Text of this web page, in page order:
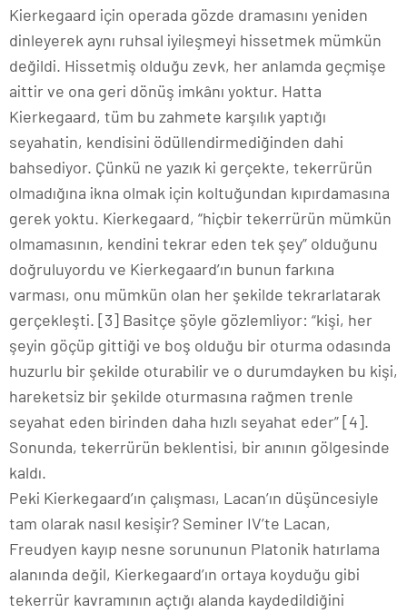
Kierkegaard için operada gözde dramasını yeniden
dinleyerek aynı ruhsal iyileşmeyi hissetmek mümkün
değildi. Hissetmiş olduğu zevk, her anlamda geçmişe
aittir ve ona geri dönüş imkânı yoktur. Hatta
Kierkegaard, tüm bu zahmete karşılık yaptığı
seyahatin, kendisini ödüllendirmediğinden dahi
bahsediyor. Çünkü ne yazık ki gerçekte, tekerrürün
olmadığına ikna olmak için koltuğundan kıpırdamasına
gerek yoktu. Kierkegaard, “hiçbir tekerrürün mümkün
olmamasının, kendini tekrar eden tek şey” olduğunu
doğruluyordu ve Kierkegaard’ın bunun farkına
varması, onu mümkün olan her şekilde tekrarlatarak
gerçekleşti. [3] Basitçe şöyle gözlemliyor: “kişi, her
şeyin göçüp gittiği ve boş olduğu bir oturma odasında
huzurlu bir şekilde oturabilir ve o durumdayken bu kişi,
hareketsiz bir şekilde oturmasına rağmen trenle
seyahat eden birinden daha hızlı seyahat eder” [4].
Sonunda, tekerrürün beklentisi, bir anının gölgesinde
kaldı.
Peki Kierkegaard’ın çalışması, Lacan’ın düşüncesiyle
tam olarak nasıl kesişir? Seminer IV’te Lacan,
Freudyen kayıp nesne sorununun Platonik hatırlama
alanında değil, Kierkegaard’ın ortaya koyduğu gibi
tekerrür kavramının açtığı alanda kaydedildiğini